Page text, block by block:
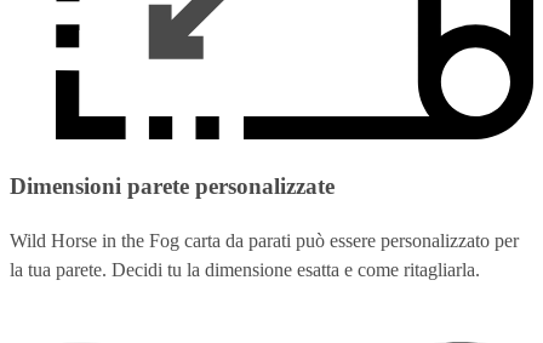
Dimensioni parete personalizzate
Wild Horse in the Fog carta da parati può essere personalizzato per
la tua parete. Decidi tu la dimensione esatta e come ritagliarla.